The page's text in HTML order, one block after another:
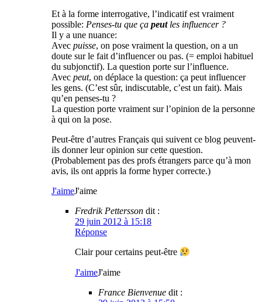
Et à la forme interrogative, l’indicatif est vraiment
possible: Penses-tu que ça peutles influencer ?
Il y a une nuance:
Avec puisse, on pose vraiment la question, on a un
doute sur le fait d’influencer ou pas. (= emploi habituel
du subjonctif). La question porte sur l’influence.
Avec peut, on déplace la question: ça peut influencer
les gens. (C’est sûr, indiscutable, c’est un fait). Mais
qu’en penses-tu ?
La question porte vraiment sur l’opinion de la personne
à qui on la pose.
Peut-être d’autres Français qui suivent ce blog peuvent-
ils donner leur opinion sur cette question.
(Probablement pas des profs étrangers parce qu’à mon
avis, ils ont appris la forme hyper correcte.)
J'aimeJ'aime
Fredrik Pettersson dit :
29 juin 2012 à 15:18
Réponse
Clair pour certains peut-être
J'aimeJ'aime
France Bienvenue dit :